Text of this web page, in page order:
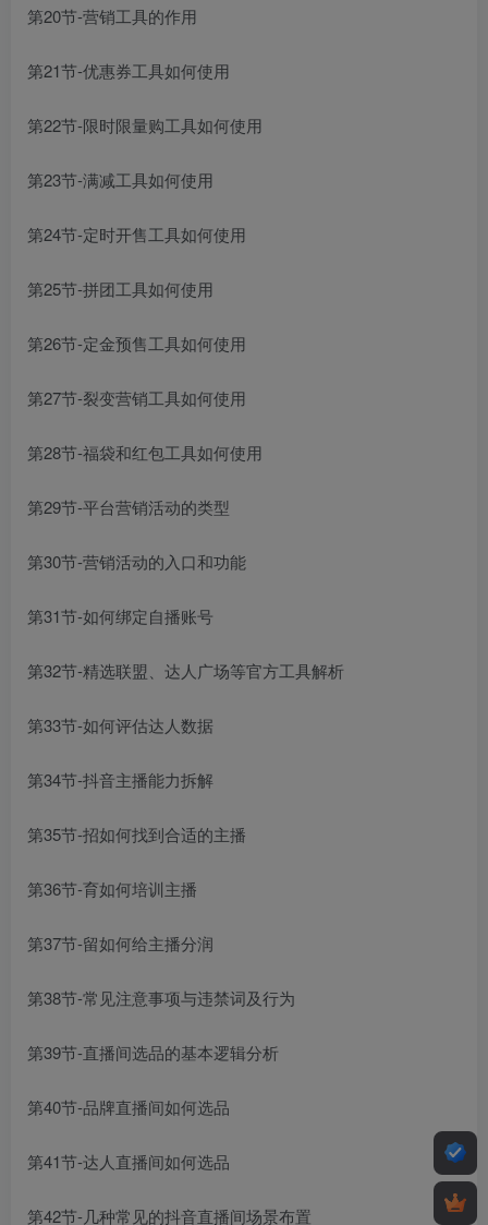
第20节-营销工具的作用
第21节-优惠券工具如何使用
第22节-限时限量购工具如何使用
第23节-满减工具如何使用
第24节-定时开售工具如何使用
第25节-拼团工具如何使用
第26节-定金预售工具如何使用
第27节-裂变营销工具如何使用
第28节-福袋和红包工具如何使用
第29节-平台营销活动的类型
第30节-营销活动的入口和功能
第31节-如何绑定自播账号
第32节-精选联盟、达人广场等官方工具解析
第33节-如何评估达人数据
第34节-抖音主播能力拆解
第35节-招如何找到合适的主播
第36节-育如何培训主播
第37节-留如何给主播分润
第38节-常见注意事项与违禁词及行为
第39节-直播间选品的基本逻辑分析
第40节-品牌直播间如何选品
第41节-达人直播间如何选品
第42节-几种常见的抖音直播间场景布置